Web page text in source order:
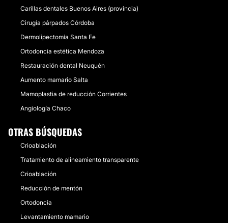
Carillas dentales Buenos Aires (provincia)
Cirugía párpados Córdoba
Dermolipectomía Santa Fe
Ortodoncia estética Mendoza
Restauración dental Neuquén
Aumento mamario Salta
Mamoplastia de reducción Corrientes
Angiología Chaco
OTRAS BÚSQUEDAS
Crioablación
Tratamiento de alineamiento transparente
Crioablación
Reducción de mentón
Ortodoncia
Levantamiento mamario